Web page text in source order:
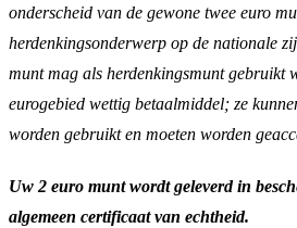
onderscheid van de gewone twee euro
herdenkingsonderwerp op de nationale
munt mag als herdenkingsmunt gebruikt
eurogebied wettig betaalmiddel; ze
worden gebruikt en moeten worden
Uw 2 euro munt wordt geleverd in
algemeen certificaat van echtheid.